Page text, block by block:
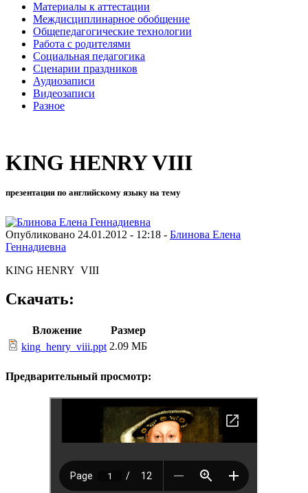
Материалы к аттестации
Междисциплинарное обобщение
Общепедагогические технологии
Работа с родителями
Социальная педагогика
Сценарии праздников
Аудиозаписи
Видеозаписи
Разное
KING HENRY VIII
презентация по английскому языку на тему
Опубликовано 24.01.2012 - 12:18 - Блинова Елена
Геннадиевна
KING HENRY VIII
Скачать:
Вложение
Размер
king_henry_viii.ppt 2.09 МБ
Предварительный просмотр: